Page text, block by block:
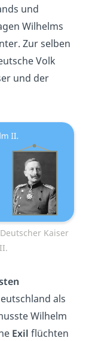
und
Wilhelms
Zur selben
Volk
und der
Kaiser
als
Wilhelm
Exil flüchten